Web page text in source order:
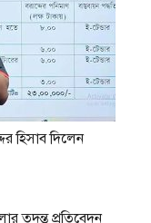
হিসাব দিলেন
তদন্ত প্রতিবেদন